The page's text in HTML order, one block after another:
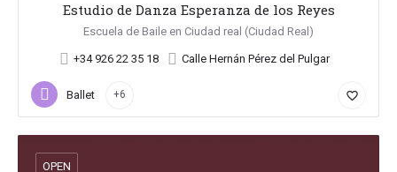
Estudio de Danza Esperanza de los Reyes
Escuela de Baile en Ciudad real (Ciudad Real)
+34 926 22 35 18 Calle Hernán Pérez del Pulgar
Ballet +6 favorite_border
OPEN